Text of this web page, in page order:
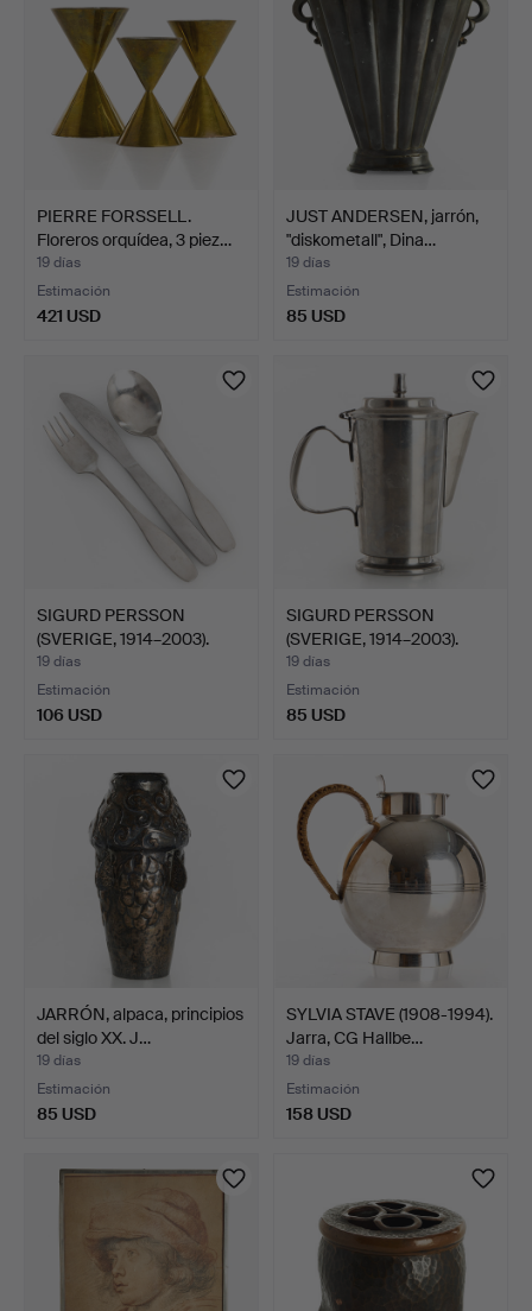
PIERRE FORSSELL.
Floreros orquídea, 3 piez…
19 días
Estimación
421 USD
JUST ANDERSEN, jarrón,
"diskometall", Dina…
19 días
Estimación
85 USD
SIGURD PERSSON
(SVERIGE, 1914–2003).
Cubie…
19 días
Estimación
106 USD
SIGURD PERSSON
(SVERIGE, 1914–2003).
Cafet…
19 días
Estimación
85 USD
JARRÓN, alpaca, principios
del siglo XX. J…
19 días
Estimación
85 USD
SYLVIA STAVE (1908-1994).
Jarra, CG Hallbe…
19 días
Estimación
158 USD